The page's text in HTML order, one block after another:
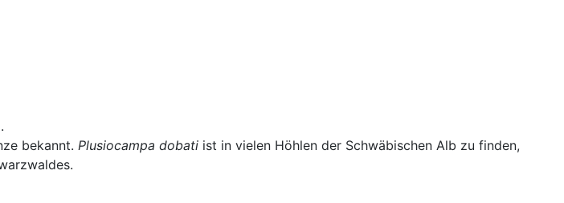
bekannt. Plusiocampa dobati ist in vielen Höhlen der Schwäbischen Alb zu finden,